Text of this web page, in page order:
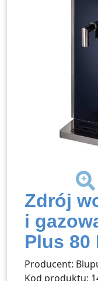
+
Zdrój
i
Plus 80
Producent:
Kod produktu: